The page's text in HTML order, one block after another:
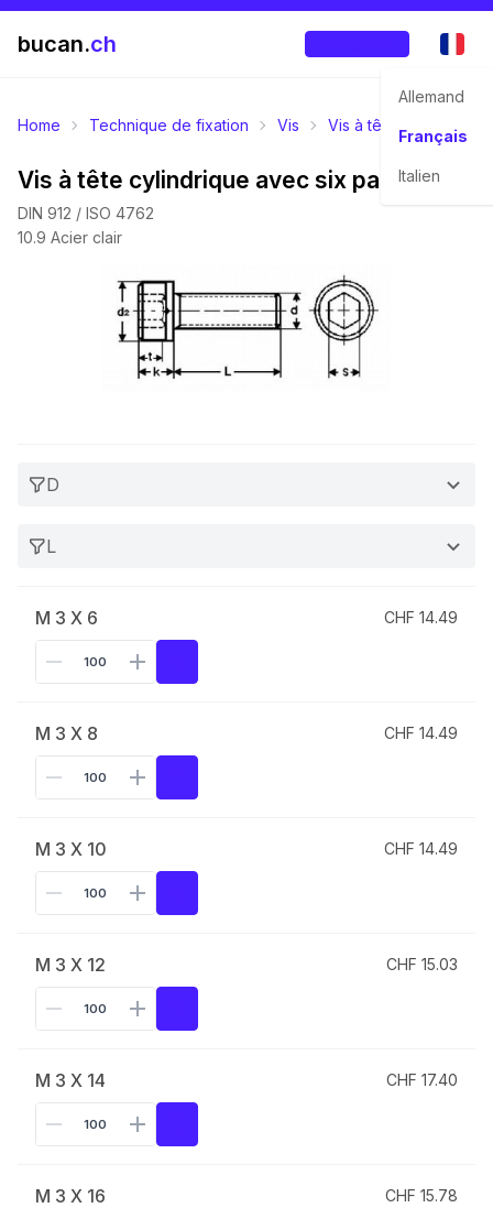
bucan.ch
Allemand
Français
Italien
Home Technique de fixation Vis Vis à tête cylindrique
Vis à tête cylindrique avec six pans creux
DIN 912 / ISO 4762
10.9 Acier clair
D
L
M 3 X 6 CHF 14.49
M 3 X 8 CHF 14.49
M 3 X 10 CHF 14.49
M 3 X 12 CHF 15.03
M 3 X 14 CHF 17.40
M 3 X 16 CHF 15.78